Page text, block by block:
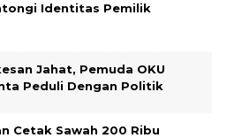
Identitas Pemilik
Jahat, Pemuda OKU
Peduli Dengan Politik
Cetak Sawah 200 Ribu